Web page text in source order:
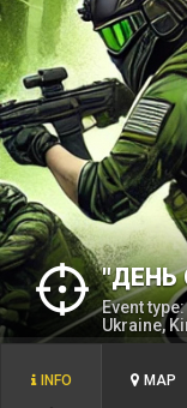
"ДЕНЬ
Event
Ukraine,
INFO MAP